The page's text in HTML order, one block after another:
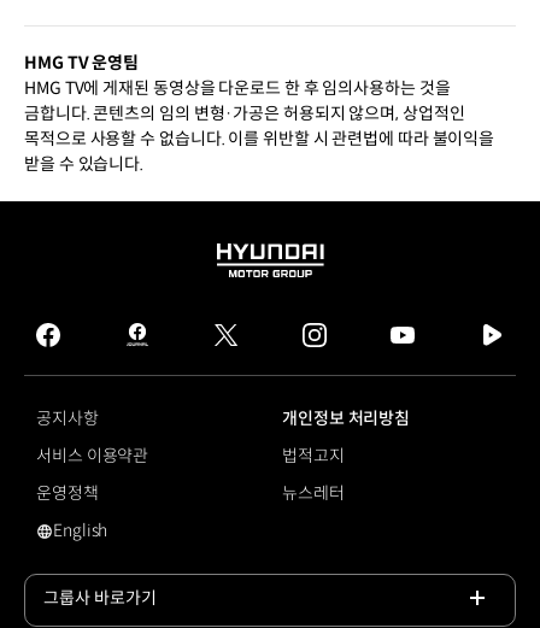
HMG TV 운영팀
HMG TV에 게재된 동영상을 다운로드 한 후 임의사용하는 것을
금합니다. 콘텐츠의 임의 변형·가공은 허용되지 않으며, 상업적인
목적으로 사용할 수 없습니다. 이를 위반할 시 관련법에 따라 불이익을
받을 수 있습니다.
HYUNDAI
GROUP
facebook
hmg
journal
twitter instagram
tv
공지사항
개인정보 처리방침
서비스 이용약관
법적고지
운영정책
뉴스레터
영문 사이트로 이동
English
그룹사 바로가기